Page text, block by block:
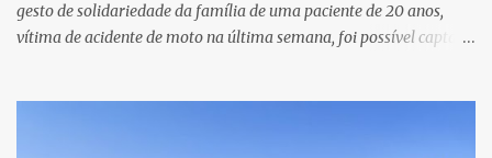
gesto de solidariedade da família de uma paciente de 20 anos,
vítima de acidente de moto na última semana, foi possível captar o